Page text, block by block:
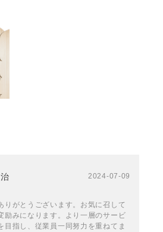
2024-07-09
りがとうございます。お気に召して
励みになります。より一層のサービ
目指し、従業員一同努力を重ねてま